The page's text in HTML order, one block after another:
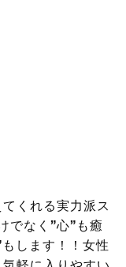
くれる実力派ス
でなく”心”も癒
します！！女性